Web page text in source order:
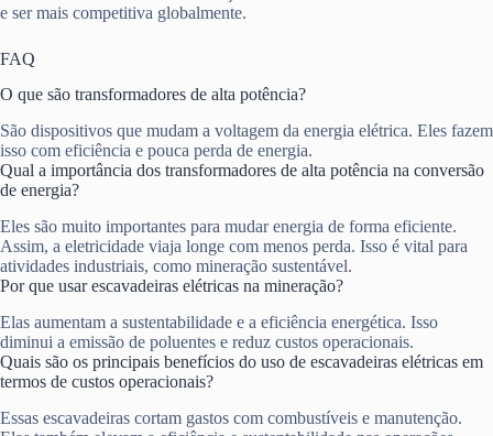
e ser mais competitiva globalmente.
FAQ
O que são transformadores de alta potência?
São dispositivos que mudam a voltagem da energia elétrica. Eles fazem
isso com eficiência e pouca perda de energia.
Qual a importância dos transformadores de alta potência na conversão
de energia?
Eles são muito importantes para mudar energia de forma eficiente.
Assim, a eletricidade viaja longe com menos perda. Isso é vital para
atividades industriais, como mineração sustentável.
Por que usar escavadeiras elétricas na mineração?
Elas aumentam a sustentabilidade e a eficiência energética. Isso
diminui a emissão de poluentes e reduz custos operacionais.
Quais são os principais benefícios do uso de escavadeiras elétricas em
termos de custos operacionais?
Essas escavadeiras cortam gastos com combustíveis e manutenção.